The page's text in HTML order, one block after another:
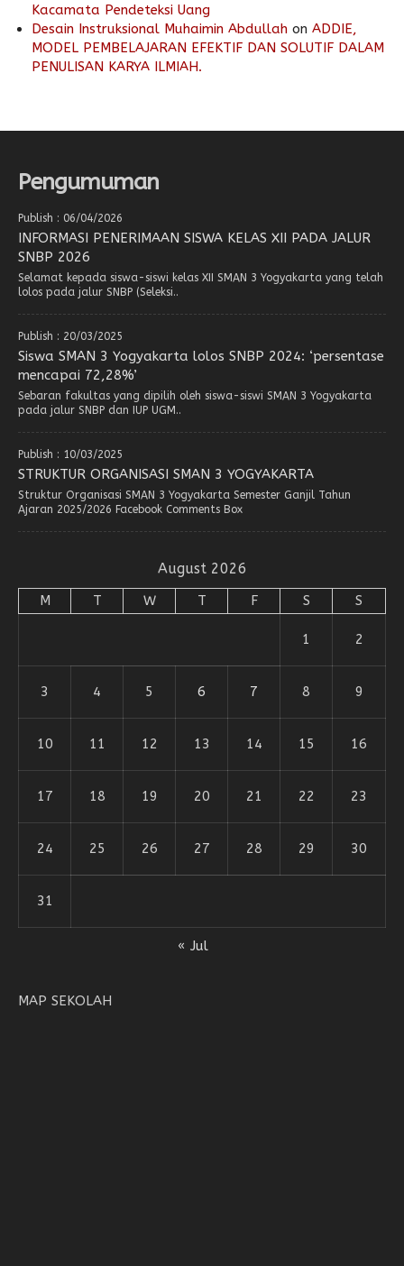
Kacamata Pendeteksi Uang
Desain Instruksional Muhaimin Abdullah on ADDIE,
MODEL PEMBELAJARAN EFEKTIF DAN SOLUTIF DALAM
PENULISAN KARYA ILMIAH.
Pengumuman
Publish : 06/04/2026
INFORMASI PENERIMAAN SISWA KELAS XII PADA JALUR
SNBP 2026
Selamat kepada siswa-siswi kelas XII SMAN 3 Yogyakarta yang telah
lolos pada jalur SNBP (Seleksi..
Publish : 20/03/2025
Siswa SMAN 3 Yogyakarta lolos SNBP 2024: ‘persentase
mencapai 72,28%’
Sebaran fakultas yang dipilih oleh siswa-siswi SMAN 3 Yogyakarta
pada jalur SNBP dan IUP UGM..
Publish : 10/03/2025
STRUKTUR ORGANISASI SMAN 3 YOGYAKARTA
Struktur Organisasi SMAN 3 Yogyakarta Semester Ganjil Tahun
Ajaran 2025/2026 Facebook Comments Box
August 2026
M T W T F S S
1 2
3 4 5 6 7 8 9
10 11 12 13 14 15 16
17 18 19 20 21 22 23
24 25 26 27 28 29 30
31
« Jul
MAP SEKOLAH